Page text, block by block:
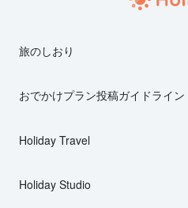
旅のしおり
おでかけプラン投稿ガイドライン
Holiday Travel
Holiday Studio